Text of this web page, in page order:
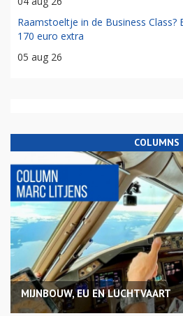
Raamstoeltje in de Business
170 euro extra
05 aug 26
COLUMNS
MIJNBOUW, EU EN LUCHTVAART